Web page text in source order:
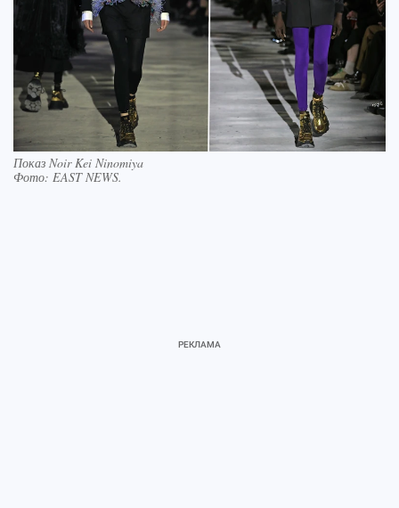
Показ Noir Kei Ninomiya
Фото: EAST NEWS.